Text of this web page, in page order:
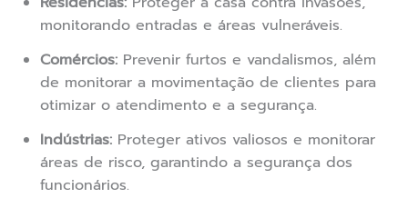
monitorando entradas e áreas vulneráveis.
Comércios: Prevenir furtos e vandalismos, além
de monitorar a movimentação de clientes para
otimizar o atendimento e a segurança.
Indústrias: Proteger ativos valiosos e monitorar
áreas de risco, garantindo a segurança dos
funcionários.